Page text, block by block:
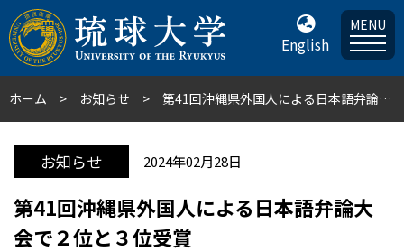
English
MENU
ホーム お知らせ 第41回沖縄県外国人による日本語弁論大会で２位と３位受賞
お知らせ 2024年02月28日
第41回沖縄県外国人による日本語弁論大
会で２位と３位受賞